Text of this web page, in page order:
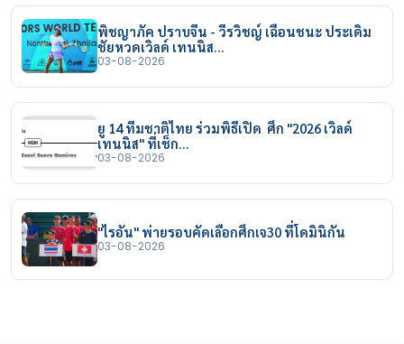
พิชญาภัค ปราบจีน - วีรวิชญ์ เฉือนชนะ ประเดิม
ชัยหวดเวิลด์ เทนนิส…
03-08-2026
ยู 14 ทีมชาติไทย ร่วมพิธีเปิด ศึก "2026 เวิลด์
เทนนิส" ที่เช็ก…
03-08-2026
"ไรอัน" พ่ายรอบคัดเลือกศึกเจ30 ที่โดมินิกัน
03-08-2026